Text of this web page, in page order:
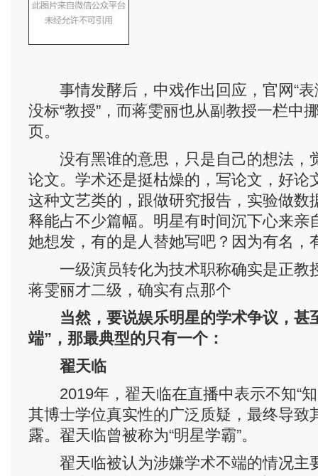
事情发酵后，中戏作出回应，官网“表
没标“教授”，而蒋雯丽也从副教授一栏中
页。
没有黑谁的意思，只是自己的想法，
论文。学术还是挺枯燥的，写论文，好论
这种文艺类的，跟做研究报告，实验做数
释能占不少篇幅。明星有时间沉下心来亲
她想发，有的是人替她写吧？因为有名，
一级演员转化为技术职称确实是正教
蒋雯丽才二级，确实有点那个
当然，要说娱乐明星的学术争议，甚
端”，那最典型的只有一个：
翟天临
2019年，翟天临在直播中表示不知“知
其博士学位真实性的广泛质疑，最终导致
露。翟天临曾被称为“明星学霸”。
翟天临被认为涉嫌学术不端的情况主